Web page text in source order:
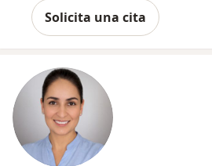
Solicita una cita